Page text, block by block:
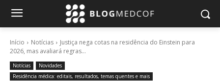
Início Notícias
Justiça nega cotas na residência do Einstein para
2026, mas avaliará regras...
Notícias
Novidades
Residência médica: editais, resultados, temas quentes e mais